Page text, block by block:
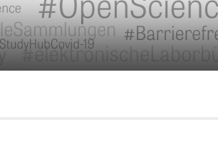
FÜR SIE
DATENBANKEN (DBIS)
DIGITALE SAMMLUNGEN